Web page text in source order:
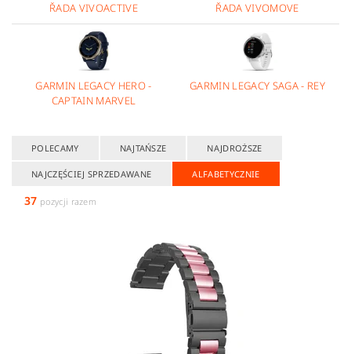
ŘADA VIVOACTIVE ŘADA VIVOMOVE
GARMIN LEGACY HERO -
CAPTAIN MARVEL
GARMIN LEGACY SAGA - REY
POLECAMY NAJTAŃSZE NAJDROŻSZE
NAJCZĘŚCIEJ SPRZEDAWANE ALFABETYCZNIE
37 pozycji razem